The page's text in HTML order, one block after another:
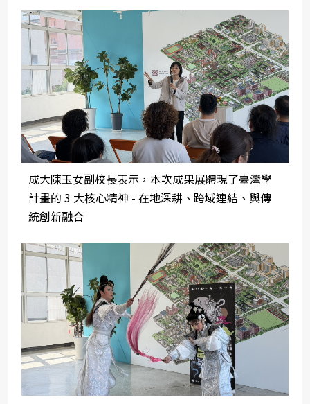
成大陳玉女副校長表示，本次成果展體現了臺灣學
計畫的 3 大核心精神 - 在地深耕、跨域連結、與傳
統創新融合